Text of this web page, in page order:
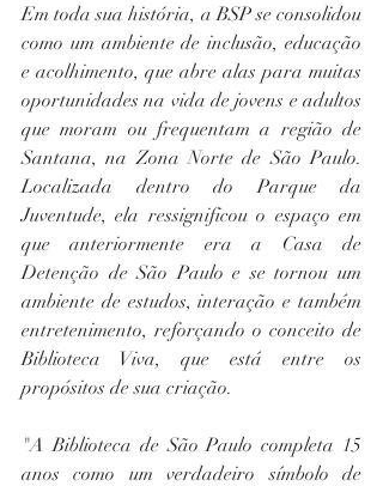
Em toda sua história, a BSP se consolidou
como um ambiente de inclusão, educação
e acolhimento, que abre alas para muitas
oportunidades na vida de jovens e adultos
que moram ou frequentam a região de
Santana, na Zona Norte de São Paulo.
Localizada dentro do Parque da
Juventude, ela ressignificou o espaço em
que anteriormente era a Casa de
Detenção de São Paulo e se tornou um
ambiente de estudos, interação e também
entretenimento, reforçando o conceito de
Biblioteca Viva, que está entre os
propósitos de sua criação.
"A Biblioteca de São Paulo completa 15
anos como um verdadeiro símbolo de